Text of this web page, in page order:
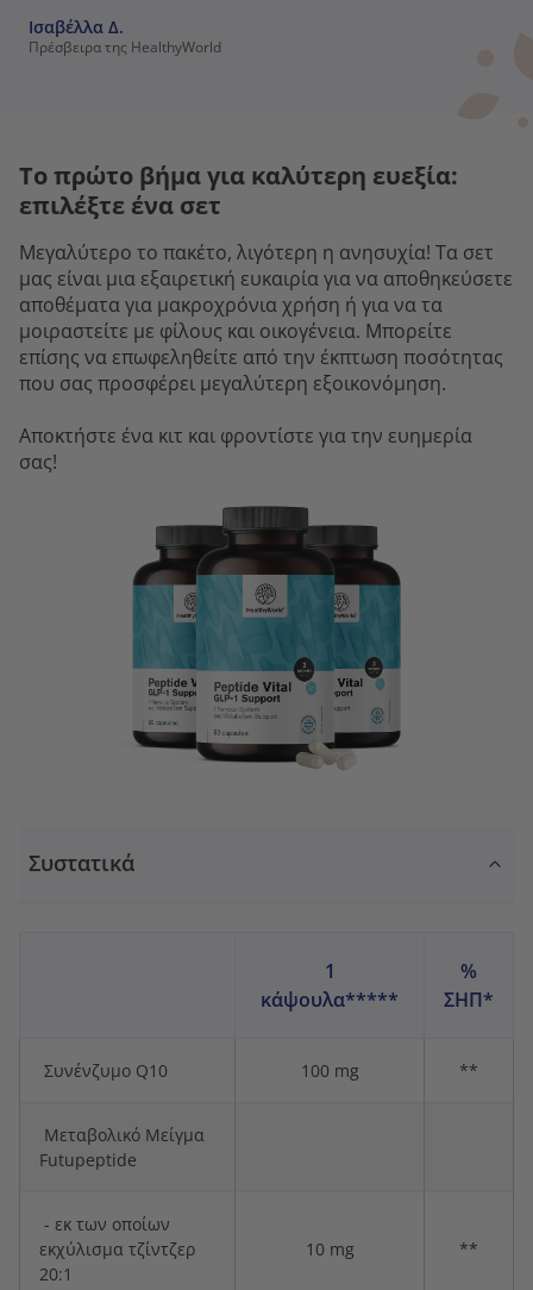
Ισαβέλλα Δ.
Πρέσβειρα της HealthyWorld
Το πρώτο βήμα για καλύτερη ευεξία:
επιλέξτε ένα σετ
Μεγαλύτερο το πακέτο, λιγότερη η ανησυχία! Τα σετ
μας είναι μια εξαιρετική ευκαιρία για να αποθηκεύσετε
αποθέματα για μακροχρόνια χρήση ή για να τα
μοιραστείτε με φίλους και οικογένεια. Μπορείτε
επίσης να επωφεληθείτε από την έκπτωση ποσότητας
που σας προσφέρει μεγαλύτερη εξοικονόμηση.
Αποκτήστε ένα κιτ και φροντίστε για την ευημερία
σας!
Συστατικά
1
κάψουλα*****
%
ΣΗΠ*
Συνένζυμο Q10 100 mg **
Μεταβολικό Μείγμα
Futupeptide
- εκ των οποίων
εκχύλισμα τζίντζερ
20:1
10 mg **